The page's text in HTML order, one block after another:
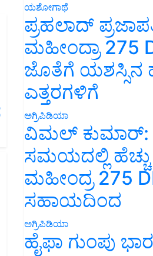
ಯಶೋಗಾಥೆ
ಪ್ರಹಲಾದ್
ಮಹೀಂದ್ರಾ 275
ಜೊತೆಗೆ ಯಶಸ್ಸಿನ
ಎತ್ತರಗಳಿಗೆ
ಅಗ್ರಿಪಿಡಿಯಾ
ವಿಮಲ್
ಸಮಯದಲ್ಲಿ ಹೆಚ್ಚು
ಮಹೀಂದ್ರ 275
ಸಹಾಯದಿಂದ
ಅಗ್ರಿಪಿಡಿಯಾ
ಹೈಫಾ ಗುಂಪು